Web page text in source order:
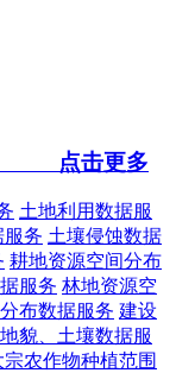
击更多
土地利用数据服
服务 土壤侵蚀数据
耕地资源空间分布
服务 林地资源空
布数据服务 建设
貌、土壤数据服
农作物种植范围